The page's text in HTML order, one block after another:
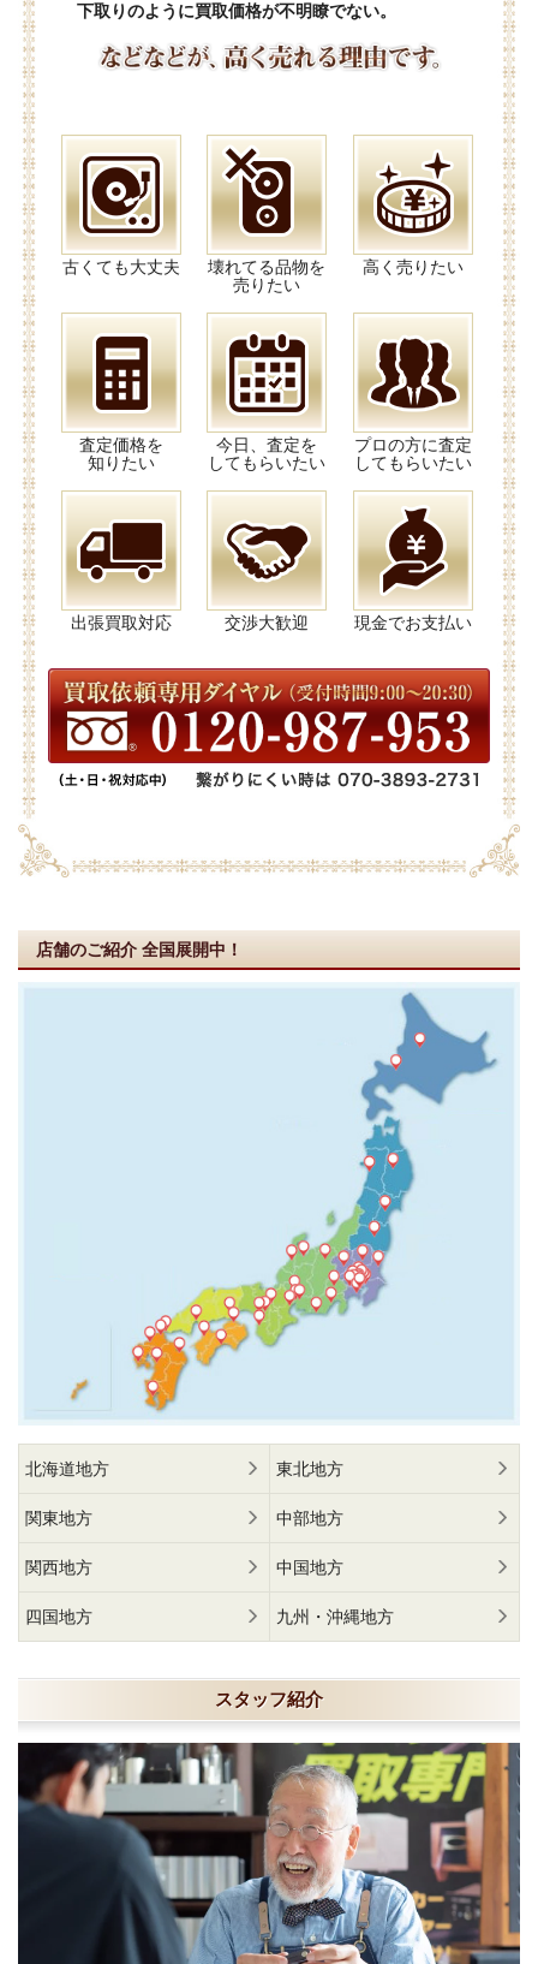
下取りのように買取価格が不明瞭でない。
古くても大丈夫
壊れてる品物を
売りたい
高く売りたい
査定価格を
知りたい
今日、査定を
してもらいたい
プロの方に査定
してもらいたい
出張買取対応 交渉大歓迎 現金でお支払い
店舗のご紹介 全国展開中！
北海道地方 東北地方
関東地方 中部地方
関西地方 中国地方
四国地方 九州・沖縄地方
スタッフ紹介